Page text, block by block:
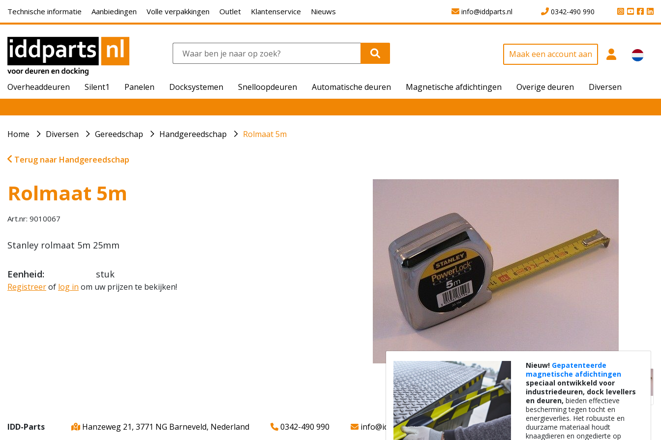
info@iddparts.nl 0342-490 990
Technische informatie Aanbiedingen Volle verpakkingen Outlet Klantenservice Nieuws
Maak een account aan
Overheaddeuren Silent1 Panelen Docksystemen Snelloopdeuren Automatische deuren Magnetische afdichtingen Overige deuren Diversen
Home Diversen Gereedschap Handgereedschap Rolmaat 5m
Terug naar Handgereedschap
Rolmaat 5m
Art.nr: 9010067
Stanley rolmaat 5m 25mm
Eenheid: stuk
Registreerof log in om uw prijzen te bekijken!
IDD-Parts Hanzeweg 21, 3771 NG Barneveld, Nederland 0342-490 990 info@iddparts.nl
Nieuw! Gepatenteerde
magnetische afdichtingen
speciaal ontwikkeld voor
industriedeuren, dock levellers
en deuren, bieden effectieve
bescherming tegen tocht en
energieverlies. Het robuuste en
duurzame materiaal houdt
knaagdieren en ongedierte op